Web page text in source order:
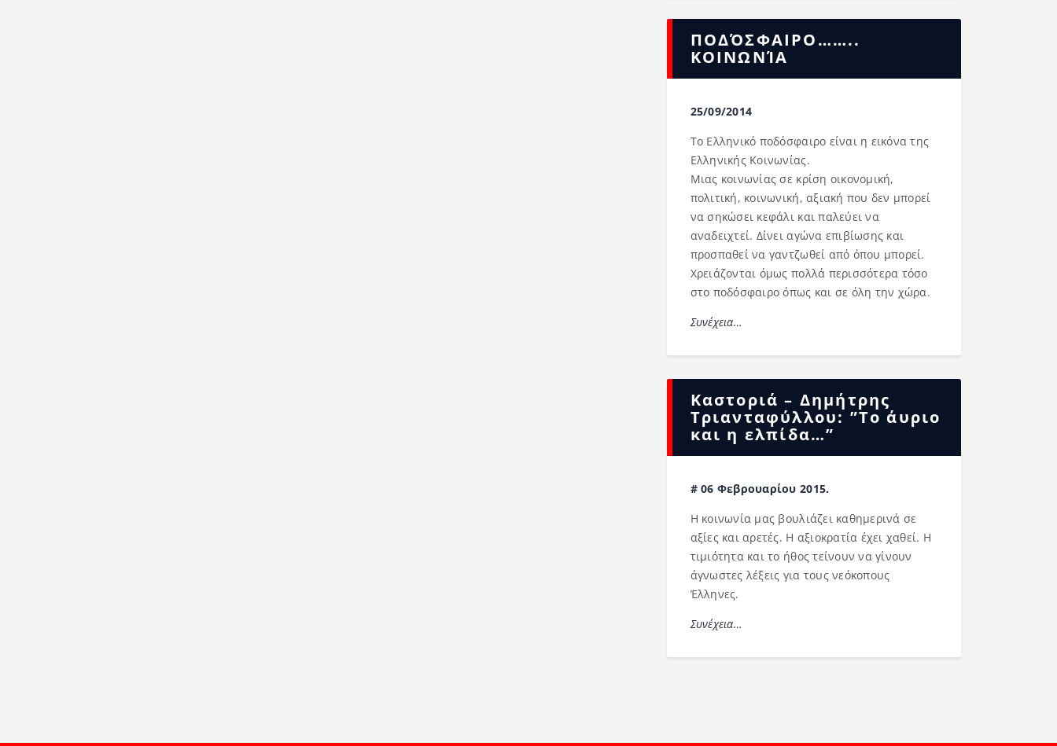
ΠΟΔΌΣΦΑΙΡΟ……..
ΚΟΙΝΩΝΊΑ
25/09/2014
Το Ελληνικό ποδόσφαιρο είναι η εικόνα της
Ελληνικής Κοινωνίας.
Μιας κοινωνίας σε κρίση οικονομική,
πολιτική, κοινωνική, αξιακή που δεν μπορεί
να σηκώσει κεφάλι και παλεύει να
αναδειχτεί. Δίνει αγώνα επιβίωσης και
προσπαθεί να γαντζωθεί από όπου μπορεί.
Χρειάζονται όμως πολλά περισσότερα τόσο
στο ποδόσφαιρο όπως και σε όλη την χώρα.
Συνέχεια…
Καστοριά – Δημήτρης
Τριανταφύλλου: ”Το άυριο
και η ελπίδα…”
# 06 Φεβρουαρίου 2015.
Η κοινωνία μας βουλιάζει καθημερινά σε
αξίες και αρετές. Η αξιοκρατία έχει χαθεί. Η
τιμιότητα και το ήθος τείνουν να γίνουν
άγνωστες λέξεις για τους νεόκοπους
Έλληνες.
Συνέχεια…